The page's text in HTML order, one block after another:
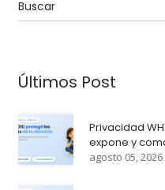
Últimos Post
Privacidad
expone y
agosto 05, 2026